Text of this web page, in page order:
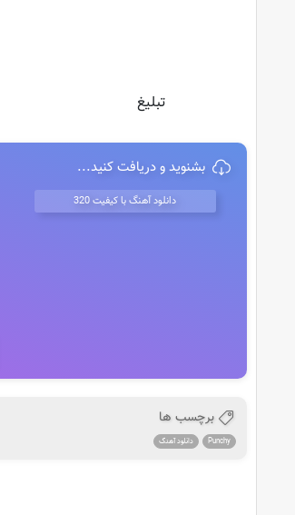
تبلیغ
بشنوید و دریافت کنید...
دانلود آهنگ با کیفیت 320
برچسب ها
Punchy دانلود آهنگ